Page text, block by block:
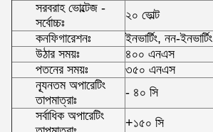
সরবরাহ ভোল্টেজ -
সর্বোচ্চঃ
২০ ভোল্ট
কনফিগারেশনঃ
ইনভার্টিং, নন-ইনভার্টিং
উঠার সময়ঃ
৪০০ এনএস
পতনের সময়ঃ
৩৫০ এনএস
ন্যূনতম অপারেটিং
তাপমাত্রাঃ
- ৪০ সি
সর্বাধিক অপারেটিং
+১৫০ সি